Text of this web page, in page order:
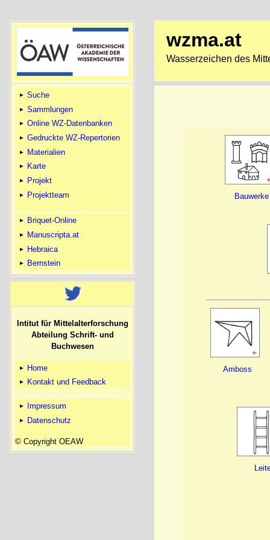
Suche
Sammlungen
Online WZ-Datenbanken
Gedruckte WZ-Repertorien
Materialien
Karte
Projekt
Projektteam
Briquet-Online
Manuscripta.at
Hebraica
Bernstein
Intitut für Mittelalterforschung
Abteilung Schrift- und
Buchwesen
Home
Kontakt und Feedback
Impressum
Datenschutz
© Copyright OEAW
wzma.at
Wasserzeichen des
Bauwerke
+
Amboss